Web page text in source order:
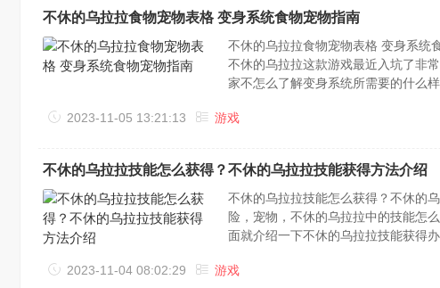
不休的乌拉拉食物宠物表格 变身系统食物宠物指南
不休的乌拉拉食物宠物表格 变身系统
不休的乌拉拉这款游戏最近入坑了非
家不怎么了解变身系统所需要的什么
2023-11-05 13:21:13
游戏
不休的乌拉拉技能怎么获得？不休的乌拉拉技能获得方法介绍
不休的乌拉拉技能怎么获得？不休的
险，宠物，不休的乌拉拉中的技能怎
面就介绍一下不休的乌拉拉技能获得
图到海岸80没多大问题。金色技能的
2023-11-04 08:02:29 游戏